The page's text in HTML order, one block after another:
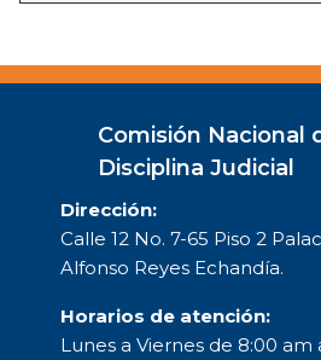
Comisión Nacional
Disciplina Judicial
Dirección:
Calle 12 No. 7-65 Piso 2
Alfonso Reyes Echandía.
Horarios de atención:
Lunes a Viernes de 8:00 am